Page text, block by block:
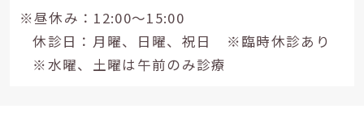
※昼休み：12:00～15:00
休診日：月曜、日曜、祝日 ※臨時休診あり
※水曜、土曜は午前のみ診療